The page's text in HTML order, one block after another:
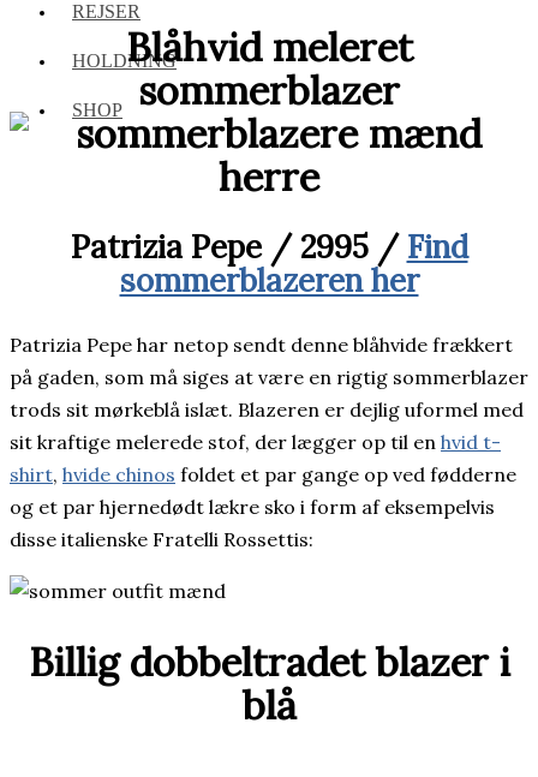
REJSER
HOLDNING
SHOP
Blåhvid meleret
sommerblazer
Patrizia Pepe / 2995 / Find
sommerblazeren her
Patrizia Pepe har netop sendt denne blåhvide frækkert
på gaden, som må siges at være en rigtig sommerblazer
trods sit mørkeblå islæt. Blazeren er dejlig uformel med
sit kraftige melerede stof, der lægger op til en hvid t-
shirt, hvide chinos foldet et par gange op ved fødderne
og et par hjernedødt lækre sko i form af eksempelvis
disse italienske Fratelli Rossettis:
Billig dobbeltradet blazer i
blå